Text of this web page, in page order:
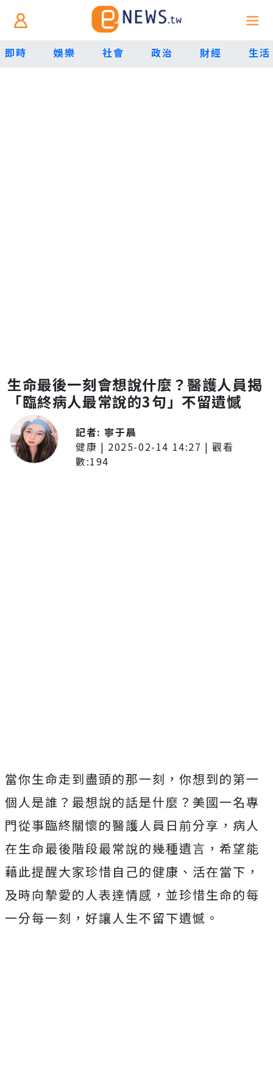
即時 娛樂 社會 政治 財經 生活
生命最後一刻會想說什麼？醫護人員揭
「臨終病人最常說的3句」不留遺憾
記者: 寧于晨
健康 | 2025-02-14 14:27 | 觀看
數:194
當你生命走到盡頭的那一刻，你想到的第一
個人是誰？最想說的話是什麼？美國一名專
門從事臨終關懷的醫護人員日前分享， 病人
在生命最後階段最常說的幾種遺言，希望能
藉此提醒大家珍惜自己的健康、活在當下，
及時向摯愛的人表達情感，並珍惜生命的每
一分每一刻，好讓人生不留下遺憾。